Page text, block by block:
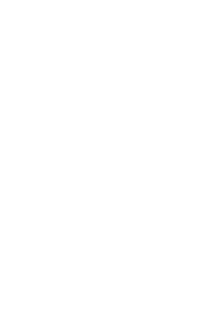
Málaga
Adoptivo al
Precisamente,
celebran los actos